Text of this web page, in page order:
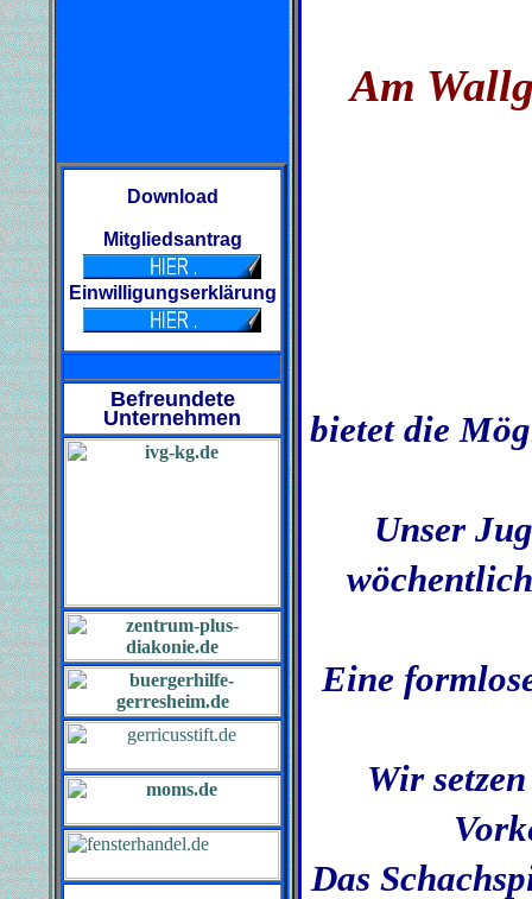
Download
Mitgliedsantrag
Einwilligungserklärung
Befreundete
Unternehmen
Am
bietet die
Unser
Eine
Wir
Das